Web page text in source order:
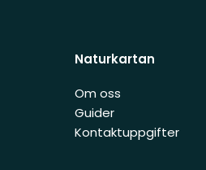
Naturkartan
Om oss
Guider
Kontaktuppgifter